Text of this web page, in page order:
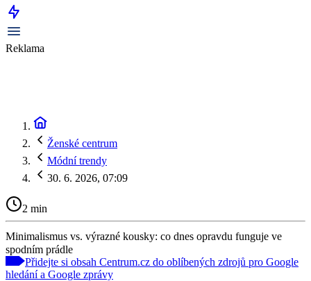
Reklama
Ženské centrum
Módní trendy
30. 6. 2026, 07:09
2 min
Minimalismus vs. výrazné kousky: co dnes opravdu funguje ve
spodním prádle
Přidejte si obsah Centrum.cz do oblíbených zdrojů pro Google
hledání a Google zprávy